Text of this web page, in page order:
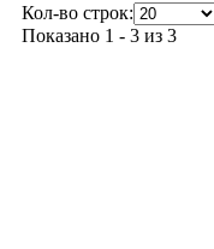
Кол-во строк:
Показано 1 - 3 из 3